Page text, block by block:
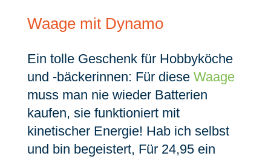
Waage mit Dynamo
Ein tolle Geschenk für Hobbyköche
und -bäckerinnen: Für diese Waage
muss man nie wieder Batterien
kaufen, sie funktioniert mit
kinetischer Energie! Hab ich selbst
und bin begeistert, Für 24,95 ein